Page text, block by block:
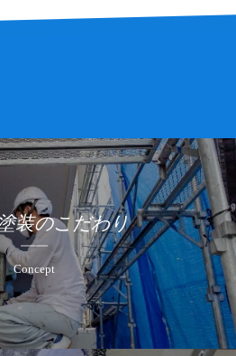
装のこだわり
Concept